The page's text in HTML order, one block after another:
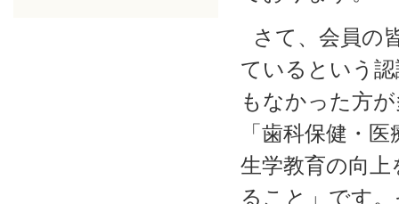
さて、会員の
ているという
もなかった方
「歯科保健・
生学教育の向
ること」です